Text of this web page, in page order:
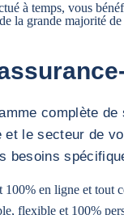
à temps, vous
la grande majorité
complète
le secteur de
besoins
100% en ligne et tout
flexible et 100%